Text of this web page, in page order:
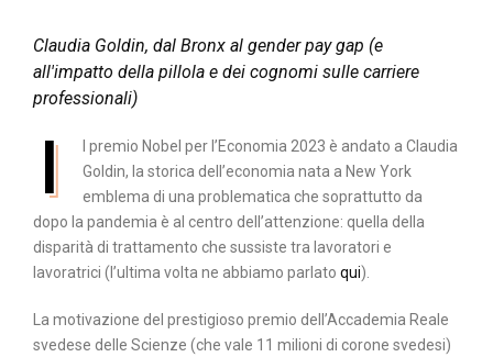
Claudia Goldin, dal Bronx al gender pay gap (e
all'impatto della pillola e dei cognomi sulle carriere
professionali)
I
l premio Nobel per l’Economia 2023 è andato a Claudia
Goldin, la storica dell’economia nata a New York
emblema di una problematica che soprattutto da
dopo la pandemia è al centro dell’attenzione: quella della
disparità di trattamento che sussiste tra lavoratori e
lavoratrici (l’ultima volta ne abbiamo parlato qui).
La motivazione del prestigioso premio dell’Accademia Reale
svedese delle Scienze (che vale 11 milioni di corone svedesi)